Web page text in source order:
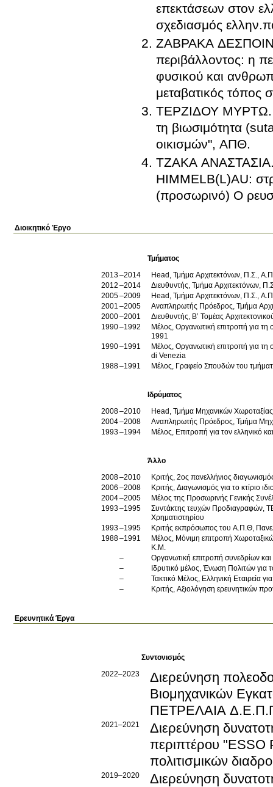
επεκτάσεων στον
σχεδιασμός
ΖΑΒΡΑΚΑ
περιβάλλοντος: η
φυσικού και
μεταβατικός
ΤΕΡΖΙΔΟΥ ΜΥΡΤΩ.
τη βιωσιμότητα
οικισμών", ΑΠΘ.
ΤΖΑΚΑ ΑΝΑΣΤΑΣΙΑ
HIMMELB(L)AU:
(προσωρινό) Ο
Διοικητικό Έργο
Τμήματος
2013
2014
Head, Τμήμα Αρχιτεκτόνων, Π.Σ.,
2012
2014
Διευθυντής, Τμήμα Αρχιτεκτόνων,
2005
2009
Head, Τμήμα Αρχιτεκτόνων, Π.Σ.,
2001
2005
Αναπληρωτής Πρόεδρος, Τμήμα
2000
2001
Διευθυντής, Β’ Τομέας
1990
1992
Μέλος, Οργανωτική επιτροπή για τη
1991
1990
1991
Μέλος, Οργανωτική επιτροπή για
di Venezia
1988
1991 Μέλος, Γραφείο Σπουδών του
Ιδρύματος
2008
2010
Head, Τμήμα Μηχανικών
2004
2008
Αναπληρωτής Πρόεδρος, Τμήμα
1993
1994 Μέλος, Επιτροπή για τον ελληνικό
Άλλο
2008
2010
Κριτής, 2oς πανελλήνιος
2006
2008
Κριτής, Διαγωνισμός για το κτίριο
2004
2005
Μέλος της Προσωρινής Γενικής
1993
1995
Συντάκτης τευχών Προδιαγραφών,
Xρηματιστηρίου
1993
1995
Κριτής εκπρόσωπος του Α.Π.Θ,
1988
1991
Μέλος, Μόνιμη επιτροπή
K.M.
Οργανωτική επιτροπή συνεδρίων
Ιδρυτικό μέλος, Ένωση Πολιτών για
Τακτικό Μέλος, Eλληνική Eταιρεία
Κριτής, Αξιολόγηση ερευνητικών
Ερευνητικά Έργα
Συντονισμός
2022–2023
Διερεύνηση
Βιομηχανικών
ΠΕΤΡΕΛΑΙΑ
2021–2021
Διερεύνηση
περιπτέρου "ESSO
πολιτισμικών
2019–2020
Διερεύνηση